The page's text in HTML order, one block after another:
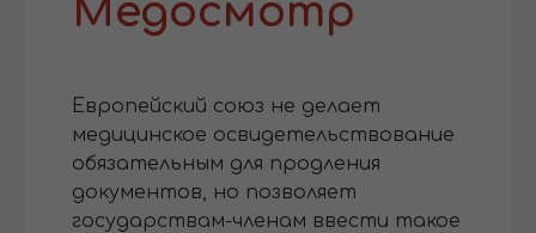
Медосмотр
Европейский союз не делает
медицинское освидетельствование
обязательным для продления
документов, но позволяет
государствам-членам ввести такое